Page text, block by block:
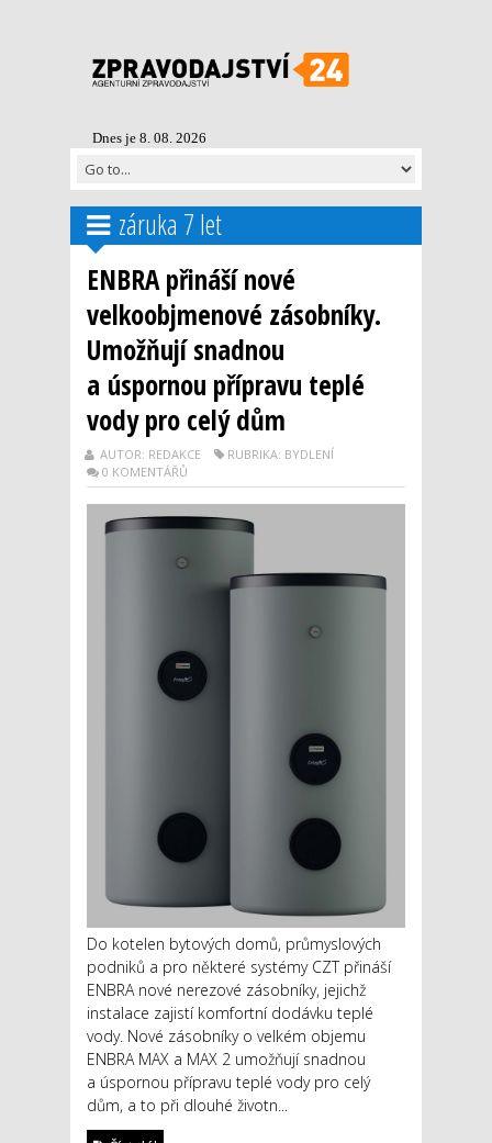
Dnes je 8. 08. 2026
záruka 7 let
ENBRA přináší nové
velkoobjmenové zásobníky.
Umožňují snadnou
a úspornou přípravu teplé
vody pro celý dům
AUTOR: REDAKCE
RUBRIKA: BYDLENÍ
0 KOMENTÁŘŮ
Do kotelen bytových domů, průmyslových
podniků a pro některé systémy CZT přináší
ENBRA nové nerezové zásobníky, jejichž
instalace zajistí komfortní dodávku teplé
vody. Nové zásobníky o velkém objemu
ENBRA MAX a MAX 2 umožňují snadnou
a úspornou přípravu teplé vody pro celý
dům, a to při dlouhé životn...